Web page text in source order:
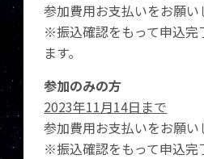
参加費用お支払いをお願い
※振込確認をもって申込完
ます。
参加のみの方
2023年11月14日まで
参加費用お支払いをお願い
※振込確認をもって申込完